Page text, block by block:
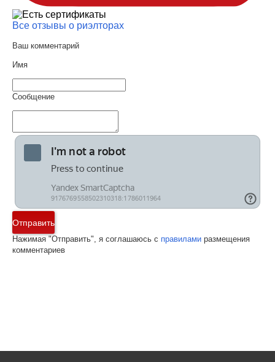
Все отзывы о риэлторах
Ваш комментарий
Имя
Сообщение
Отправить
Нажимая "Отправить", я соглашаюсь с правилами размещения
комментариев